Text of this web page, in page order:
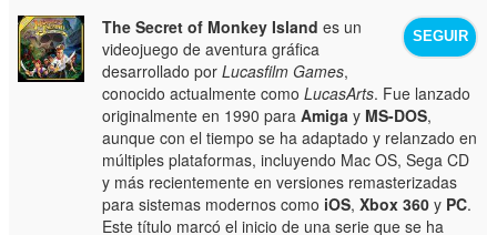
SEGUIR
The Secret of Monkey Island es un
videojuego de aventura gráfica
desarrollado porLucasfilm Games,
conocido actualmente comoLucasArts. Fue lanzado
originalmente en 1990 paraAmiga y MS-DOS,
aunque con el tiempo se ha adaptado y relanzado en
múltiples plataformas, incluyendo Mac OS, Sega CD
y más recientemente en versiones remasterizadas
para sistemas modernos como iOS,Xbox 360 y PC.
Este título marcó el inicio de una serie que se ha